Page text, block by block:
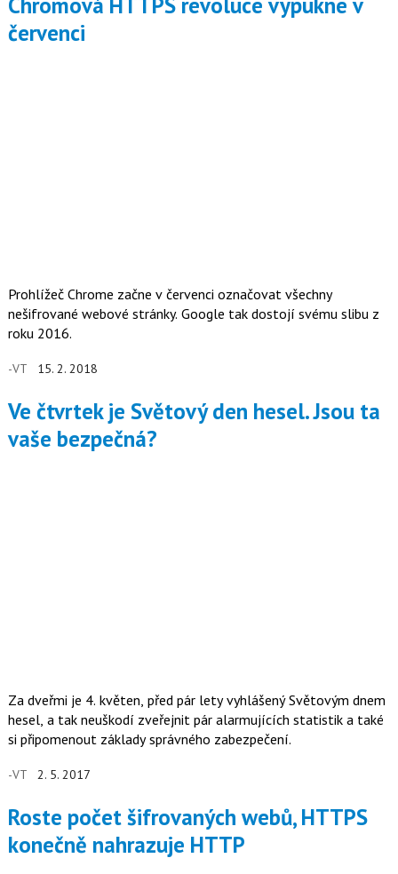
Chromová HTTPS revoluce vypukne v
červenci
Prohlížeč Chrome začne v červenci označovat všechny
nešifrované webové stránky. Google tak dostojí svému slibu z
roku 2016.
-VT 15. 2. 2018
Ve čtvrtek je Světový den hesel. Jsou ta
vaše bezpečná?
Za dveřmi je 4. květen, před pár lety vyhlášený Světovým dnem
hesel, a tak neuškodí zveřejnit pár alarmujících statistik a také
si připomenout základy správného zabezpečení.
-VT 2. 5. 2017
Roste počet šifrovaných webů, HTTPS
konečně nahrazuje HTTP